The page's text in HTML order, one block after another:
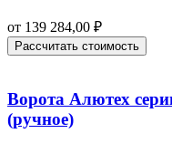
от 139 284,00 ₽
Рассчитать стоимость
Ворота Алютех
(ручное)